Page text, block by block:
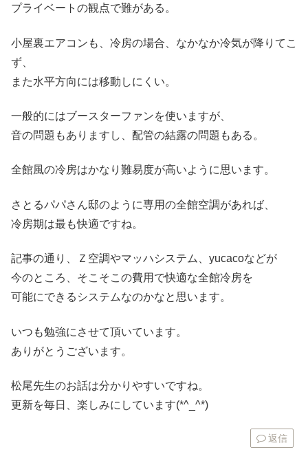
プライベートの観点で難がある。
小屋裏エアコンも、冷房の場合、なかなか冷気が降りてこ
ず、
また水平方向には移動しにくい。
一般的にはブースターファンを使いますが、
音の問題もありますし、配管の結露の問題もある。
全館風の冷房はかなり難易度が高いように思います。
さとるパパさん邸のように専用の全館空調があれば、
冷房期は最も快適ですね。
記事の通り、Ｚ空調やマッハシステム、yucacoなどが
今のところ、そこそこの費用で快適な全館冷房を
可能にできるシステムなのかなと思います。
いつも勉強にさせて頂いています。
ありがとうございます。
松尾先生のお話は分かりやすいですね。
更新を毎日、楽しみにしています(*^_^*)
返信